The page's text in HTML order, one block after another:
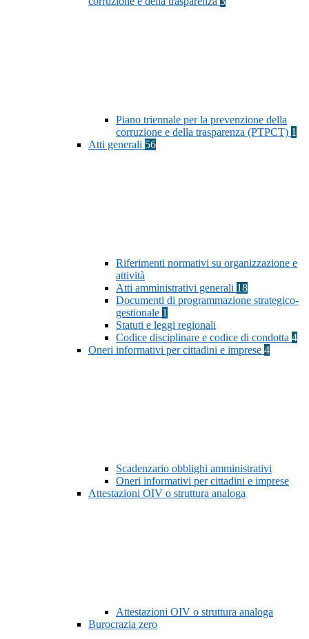
Piano triennale per la prevenzione della
corruzione e della trasparenza (PTPCT) 1
Atti generali 56
Riferimenti normativi su organizzazione e
attività
Atti amministrativi generali 18
Documenti di programmazione strategico-
gestionale 1
Statuti e leggi regionali
Codice disciplinare e codice di condotta 4
Oneri informativi per cittadini e imprese 4
Scadenzario obblighi amministrativi
Oneri informativi per cittadini e imprese
Attestazioni OIV o struttura analoga
Attestazioni OIV o struttura analoga
Burocrazia zero